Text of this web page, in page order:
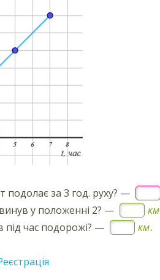
подолає за 3 год. руху? —
у положенні 2? — км
час подорожі? — км.